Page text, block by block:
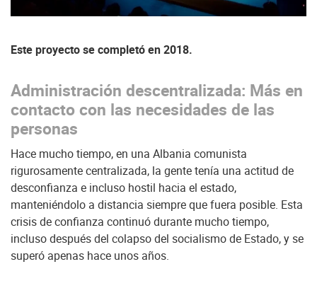
Este proyecto se completó en 2018.
Administración descentralizada: Más en
contacto con las necesidades de las
personas
Hace mucho tiempo, en una Albania comunista
rigurosamente centralizada, la gente tenía una actitud de
desconfianza e incluso hostil hacia el estado,
manteniéndolo a distancia siempre que fuera posible. Esta
crisis de confianza continuó durante mucho tiempo,
incluso después del colapso del socialismo de Estado, y se
superó apenas hace unos años.